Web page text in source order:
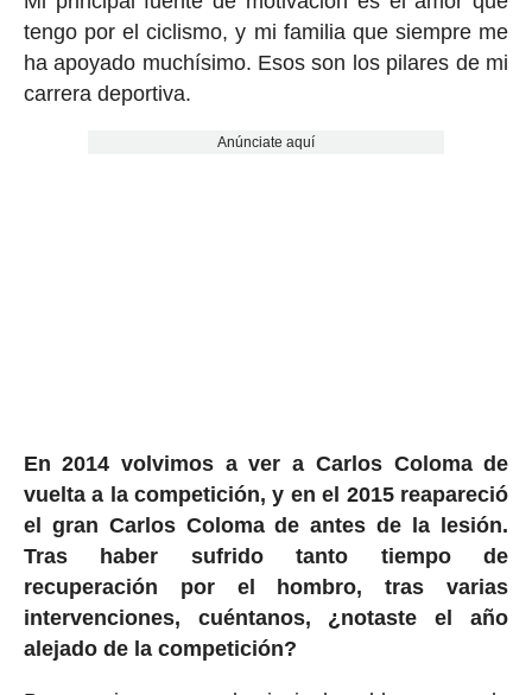
tengo por el ciclismo, y mi familia que siempre me
ha apoyado muchísimo. Esos son los pilares de mi
carrera deportiva.
Anúnciate aquí
En 2014 volvimos a ver a Carlos Coloma de
vuelta a la competición, y en el 2015 reapareció
el gran Carlos Coloma de antes de la lesión.
Tras haber sufrido tanto tiempo de
recuperación por el hombro, tras varias
intervenciones, cuéntanos, ¿notaste el año
alejado de la competición?